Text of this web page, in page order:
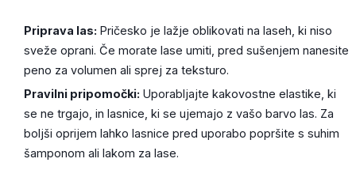
Priprava las: Pričesko je lažje oblikovati na laseh, ki niso
sveže oprani. Če morate lase umiti, pred sušenjem nanesite
peno za volumen ali sprej za teksturo.
Pravilni pripomočki: Uporabljajte kakovostne elastike, ki
se ne trgajo, in lasnice, ki se ujemajo z vašo barvo las. Za
boljši oprijem lahko lasnice pred uporabo popršite s suhim
šamponom ali lakom za lase.